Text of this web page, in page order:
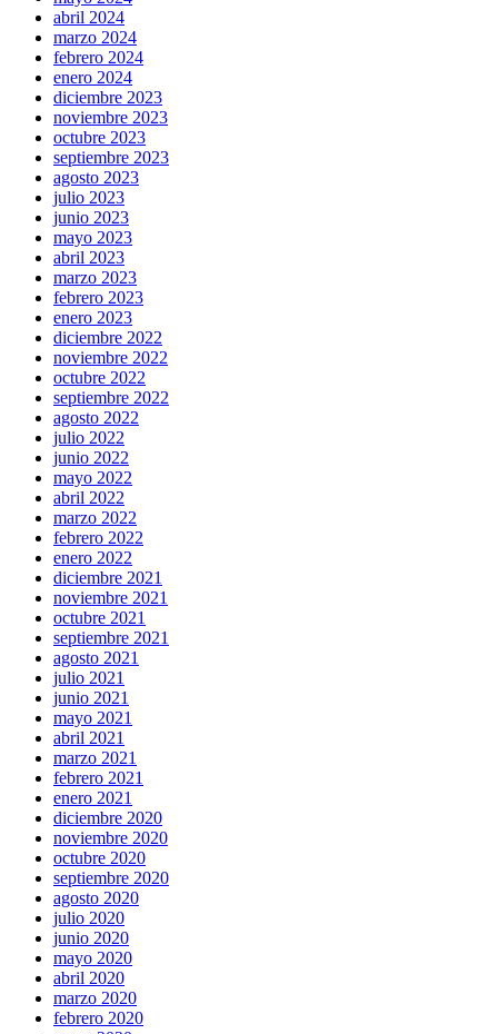
abril 2024
marzo 2024
febrero 2024
enero 2024
diciembre 2023
noviembre 2023
octubre 2023
septiembre 2023
agosto 2023
julio 2023
junio 2023
mayo 2023
abril 2023
marzo 2023
febrero 2023
enero 2023
diciembre 2022
noviembre 2022
octubre 2022
septiembre 2022
agosto 2022
julio 2022
junio 2022
mayo 2022
abril 2022
marzo 2022
febrero 2022
enero 2022
diciembre 2021
noviembre 2021
octubre 2021
septiembre 2021
agosto 2021
julio 2021
junio 2021
mayo 2021
abril 2021
marzo 2021
febrero 2021
enero 2021
diciembre 2020
noviembre 2020
octubre 2020
septiembre 2020
agosto 2020
julio 2020
junio 2020
mayo 2020
abril 2020
marzo 2020
febrero 2020